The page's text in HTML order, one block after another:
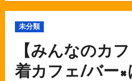
未分類
【みんなのカ
着カフェ/バー×